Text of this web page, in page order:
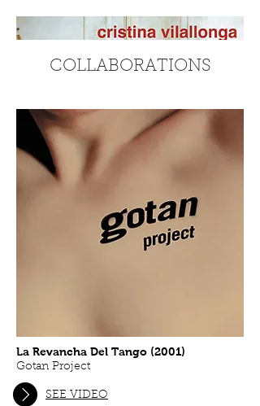
A Las Puertas Del Infierno
La Ventana
Flores Y Besos
COLLABORATIONS
La Revancha Del Tango (2001)
Gotan Project
SEE VIDEO